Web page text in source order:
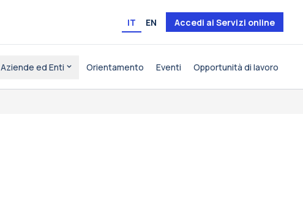
IT EN Accedi ai Servizi online
Aziende ed Enti Orientamento Eventi Opportunità di lavoro